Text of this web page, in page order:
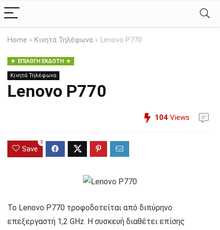
Home » Κινητά Τηλέφωνα » Lenovo P770
ΕΠΙΛΟΓΉ ΕΚΔΌΤΗ
Κινητά Τηλέφωνα
Lenovo P770
104 Views
Save
0
Το Lenovo P770 τροφοδοτείται από διπύρηνο
επεξεργαστή 1,2 GHz. Η συσκευή διαθέτει επίσης